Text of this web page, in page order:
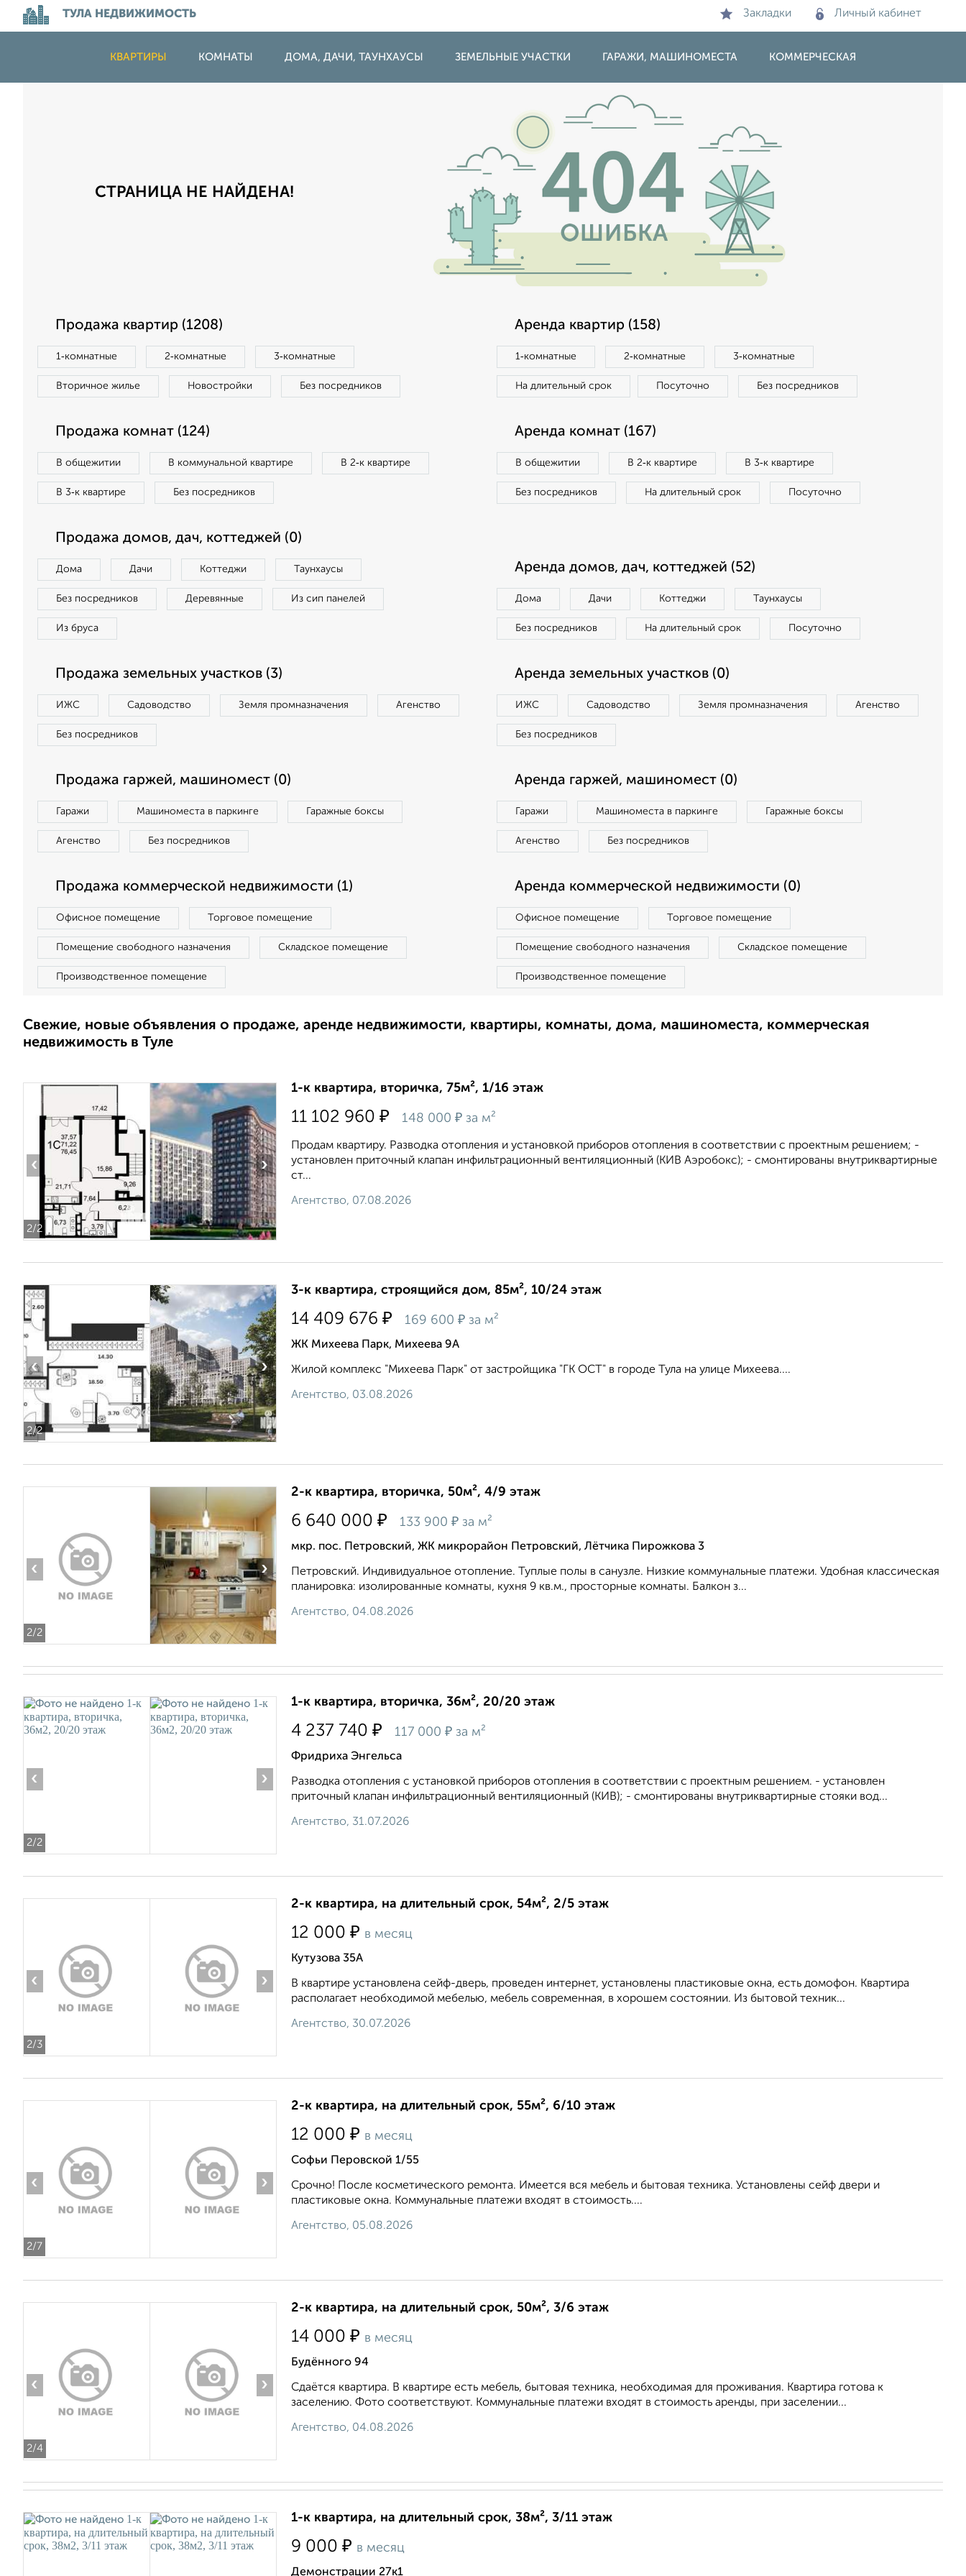
ТУЛА НЕДВИЖИМОСТЬ Закладки Личный кабинет
КВАРТИРЫ КОМНАТЫ ДОМА, ДАЧИ, ТАУНХАУСЫ ЗЕМЕЛЬНЫЕ УЧАСТКИ ГАРАЖИ, МАШИНОМЕСТА КОММЕРЧЕСКАЯ
СТРАНИЦА НЕ НАЙДЕНА!
Продажа квартир (1208)
1‑комнатные 2‑комнатные 3‑комнатные
Вторичное жилье Новостройки Без посредников
Аренда квартир (158)
1‑комнатные 2‑комнатные 3‑комнатные
На длительный срок Посуточно Без посредников
Продажа комнат (124)
В общежитии В коммунальной квартире В 2‑к квартире
В 3‑к квартире Без посредников
Аренда комнат (167)
В общежитии В 2‑к квартире В 3‑к квартире
Без посредников На длительный срок Посуточно
Продажа домов, дач, коттеджей (0)
Дома Дачи Коттеджи Таунхаусы
Без посредников Деревянные Из сип панелей
Из бруса
Аренда домов, дач, коттеджей (52)
Дома Дачи Коттеджи Таунхаусы
Без посредников На длительный срок Посуточно
Продажа земельных участков (3)
ИЖС Садоводство Земля промназначения Агенство
Без посредников
Аренда земельных участков (0)
ИЖС Садоводство Земля промназначения Агенство
Без посредников
Продажа гаржей, машиномест (0)
Гаражи Машиноместа в паркинге Гаражные боксы
Агенство Без посредников
Аренда гаржей, машиномест (0)
Гаражи Машиноместа в паркинге Гаражные боксы
Агенство Без посредников
Продажа коммерческой недвижимости (1)
Офисное помещение Торговое помещение
Помещение свободного назначения Складское помещение
Производственное помещение
Аренда коммерческой недвижимости (0)
Офисное помещение Торговое помещение
Помещение свободного назначения Складское помещение
Производственное помещение
Свежие, новые объявления о продаже, аренде недвижимости, квартиры, комнаты, дома, машиноместа, коммерческая
недвижимость в Туле
2/2
‹ ›
1-к квартира, вторичка, 75м², 1/16 этаж
11 102 960 ₽ 148 000 ₽ за м²
Продам квартиру. Разводка отопления и установкой приборов отопления в соответствии с проектным решением; -
установлен приточный клапан инфильтрационный вентиляционный (КИВ Аэробокс); - смонтированы внутриквартирные
ст...
Агентство, 07.08.2026
2/2
‹ ›
3-к квартира, строящийся дом, 85м², 10/24 этаж
14 409 676 ₽ 169 600 ₽ за м²
ЖК Михеева Парк, Михеева 9А
Жилой комплекс "Михеева Парк" от застройщика "ГК ОСТ" в городе Тула на улице Михеева....
Агентство, 03.08.2026
2/2
‹ ›
2-к квартира, вторичка, 50м², 4/9 этаж
6 640 000 ₽ 133 900 ₽ за м²
мкр. пос. Петровский, ЖК микрорайон Петровский, Лётчика Пирожкова 3
Петровский. Индивидуальное отопление. Туплые полы в санузле. Низкие коммунальные платежи. Удобная классическая
планировка: изолированные комнаты, кухня 9 кв.м., просторные комнаты. Балкон з...
Агентство, 04.08.2026
2/2
‹ ›
1-к квартира, вторичка, 36м², 20/20 этаж
4 237 740 ₽ 117 000 ₽ за м²
Фридриха Энгельса
Разводка отопления с установкой приборов отопления в соответствии с проектным решением. - установлен
приточный клапан инфильтрационный вентиляционный (КИВ); - смонтированы внутриквартирные стояки вод...
Агентство, 31.07.2026
2/3
‹ ›
2-к квартира, на длительный срок, 54м², 2/5 этаж
12 000 ₽ в месяц
Кутузова 35А
В квартире установлена сейф-дверь, проведен интернет, установлены пластиковые окна, есть домофон. Квартира
располагает необходимой мебелью, мебель современная, в хорошем состоянии. Из бытовой техник...
Агентство, 30.07.2026
2/7
‹ ›
2-к квартира, на длительный срок, 55м², 6/10 этаж
12 000 ₽ в месяц
Софьи Перовской 1/55
Срочно! После косметического ремонта. Имеется вся мебель и бытовая техника. Установлены сейф двери и
пластиковые окна. Коммунальные платежи входят в стоимость....
Агентство, 05.08.2026
2/4
‹ ›
2-к квартира, на длительный срок, 50м², 3/6 этаж
14 000 ₽ в месяц
Будённого 94
Сдаётся квартира. В квартире есть мебель, бытовая техника, необходимая для проживания. Квартира готова к
заселению. Фото соответствуют. Коммунальные платежи входят в стоимость аренды, при заселении...
Агентство, 04.08.2026
1-к квартира, на длительный срок, 38м², 3/11 этаж
9 000 ₽ в месяц
Демонстрации 27к1